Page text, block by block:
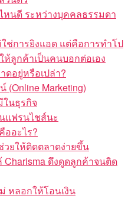
หนดี ระหว่างบุคคลธรรมดา
ช่การยิงแอด แต่คือการทำโป
ลูกค้าเป็นคนบอกต่อเอง
ดอยู่หรือเปล่า?
(Online Marketing)
นธุรกิจ
แฟรนไชส์นะ
ออะไร?
วยให้ติดตลาดง่ายขึ้น
ดึงดูดลูกค้าจนติด
หลอกให้โอนเงิน